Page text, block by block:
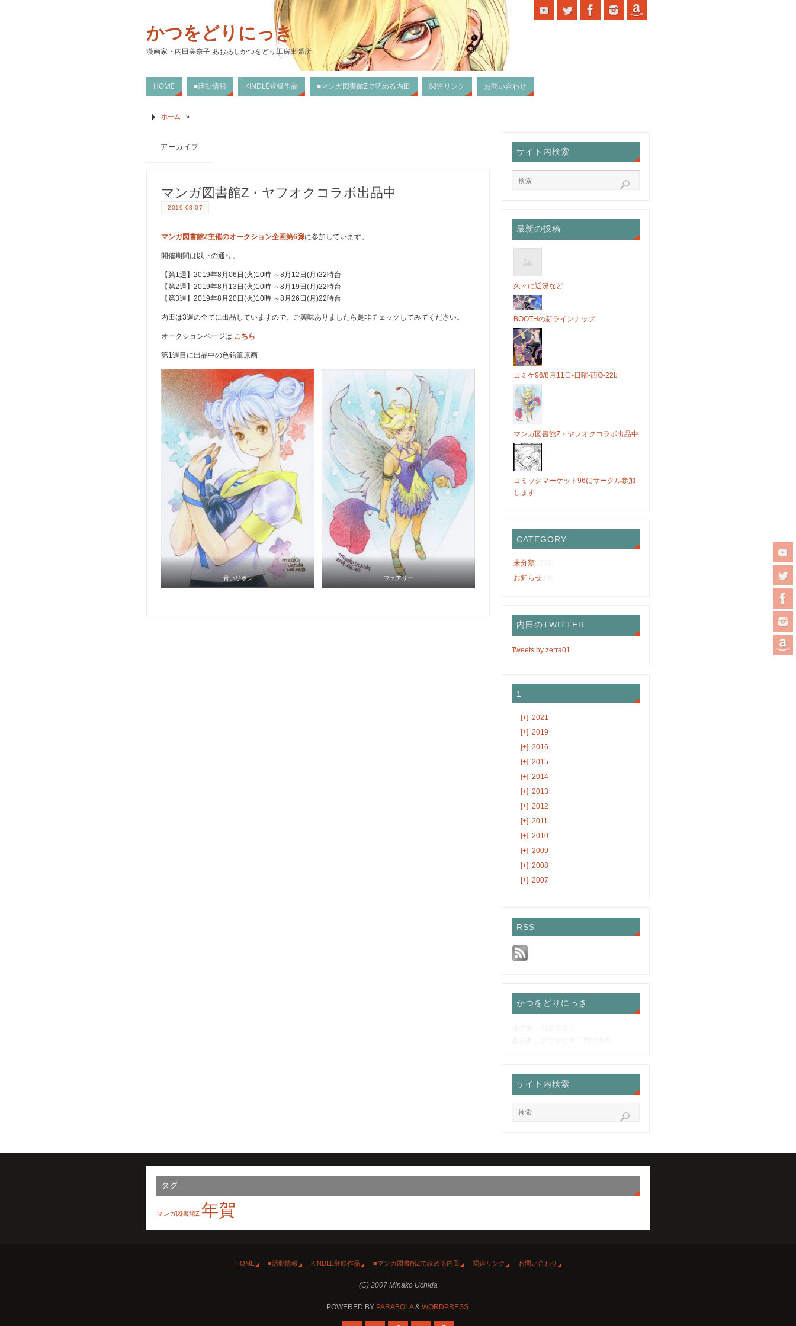
かつをどりにっき
漫画家・内田美奈子 あおあしかつをどり工房出張所
HOME ■活動情報 KINDLE登録作品 ■マンガ図書館Zで読める内田 関連リンク お問い合わせ
ホーム »
アーカイブ
マンガ図書館Z・ヤフオクコラボ出品中
2019-08-07
マンガ図書館Z主催のオークション企画第6弾に参加しています。
開催期間は以下の通り。
【第1週】2019年8月06日(火)10時 ～8月12日(月)22時台
【第2週】2019年8月13日(火)10時 ～8月19日(月)22時台
【第3週】2019年8月20日(火)10時 ～8月26日(月)22時台
内田は3週の全てに出品していますので、ご興味ありましたら是非チェックしてみてください。
オークションページは こちら
第1週目に出品中の色鉛筆原画
青いリボン フェアリー
サイト内検索
最新の投稿
久々に近況など
BOOTHの新ラインナップ
コミケ96/8月11日-日曜-西O-22b
マンガ図書館Z・ヤフオクコラボ出品中
コミックマーケット96にサークル参加
します
CATEGORY
未分類(251)
お知らせ(9)
内田のTWITTER
Tweets by zerra01
1
[+] 2021
[+] 2019
[+] 2016
[+] 2015
[+] 2014
[+] 2013
[+] 2012
[+] 2011
[+] 2010
[+] 2009
[+] 2008
[+] 2007
RSS
かつをどりにっき
サイト内検索
タグ
マンガ図書館Z 年賀
HOME ■活動情報 KINDLE登録作品 ■マンガ図書館Zで読める内田 関連リンク お問い合わせ
(C) 2007 Minako Uchida
POWERED BY PARABOLA& WORDPRESS.